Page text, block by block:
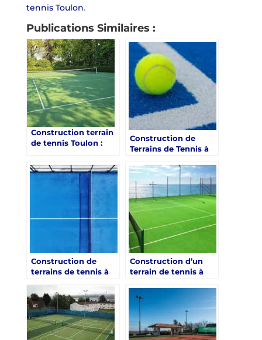
tennis Toulon.
Publications Similaires :
Construction terrain
de tennis Toulon :
critères de choix des
emplacements pour
la construction de
terrains de tennis
avec Service Tennis ?
Construction de
Terrains de Tennis à
Intégration de
Bornes de Recharge
pour l’Équipement
Électrique des
Académies de Tennis
Construction de
terrains de tennis à
avantages des
revêtements
résistants aux UV
pour les académies
de tennis
Construction d’un
terrain de tennis à
matériaux de
construction des
terrains de tennis
pour les académies